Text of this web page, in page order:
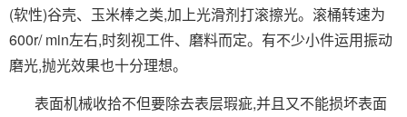
(软性)谷壳、玉米棒之类,加上光滑剂打滚擦光。滚桶转速为
600r/ min左右,时刻视工件、磨料而定。有不少小件运用振动
磨光,抛光效果也十分理想。
表面机械收拾不但要除去表层瑕疵,并且又不能损坏表面